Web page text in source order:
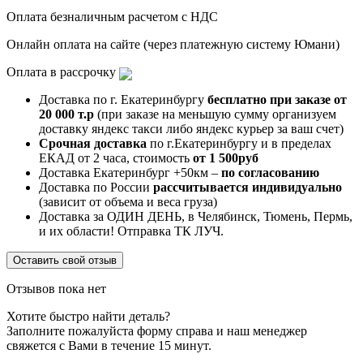
Оплата безналичным расчетом с НДС
Онлайн оплата на сайте (через платежную систему Юмани)
Оплата в рассрочку
Доставка по г. Екатеринбургу бесплатно при заказе от
20 000 т.р (при заказе на меньшую сумму организуем
доставку яндекс такси либо яндекс курьер за ваш счет)
Срочная доставка по г.Екатеринбургу и в пределах
ЕКАД от 2 часа, стоимость от 1 500руб
Доставка Екатеринбург +50км – по согласованию
Доставка по России рассчитывается индивидуально
(зависит от объема и веса груза)
Доставка за ОДИН ДЕНЬ, в Челябинск, Тюмень, Пермь,
и их области! Отправка ТК ЛУЧ.
Оставить свой отзыв
Отзывов пока нет
Хотите быстро найти деталь?
Заполните пожалуйста форму справа и наш менеджер
свяжется с Вами в течение 15 минут.